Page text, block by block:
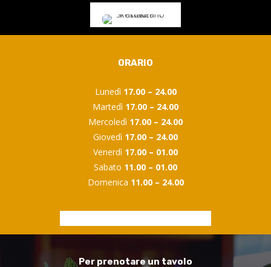
ORARIO
Lunedì 17.00 – 24.00
Martedì 17.00 – 24.00
Mercoledì 17.00 – 24.00
Giovedì 17.00 – 24.00
Venerdì 17.00 – 01.00
Sabato 11.00 – 01.00
Domenica 11.00 – 24.00
Per prenotare un tavolo